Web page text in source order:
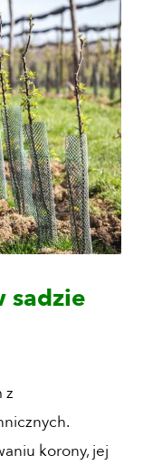
sadzie
z
korony, jej